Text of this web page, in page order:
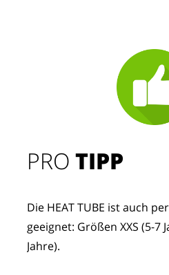
PROTIPP
Die HEAT TUBE ist auch
geeignet: Größen XXS (5-7
Jahre).